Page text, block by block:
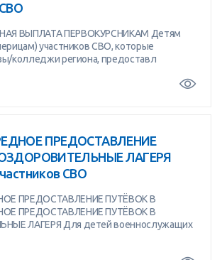
ВЫПЛАТА ПЕРВОКУРСНИКАМ Детям
участников СВО, которые
колледжи региона, предоставл
ПРЕДОСТАВЛЕНИЕ
ЛАГЕРЯ
СВО
ПРЕДОСТАВЛЕНИЕ ПУТЁВОК В
ПРЕДОСТАВЛЕНИЕ ПУТЁВОК В
ЛАГЕРЯ Для детей военнослужащих